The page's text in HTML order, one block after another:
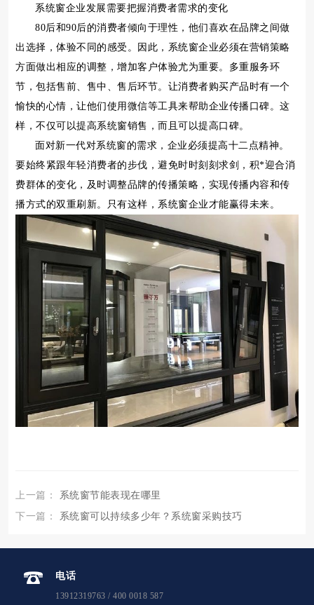
系统窗企业发展需要把握消费者需求的变化
80后和90后的消费者倾向于理性，他们喜欢在品牌之间做
出选择，体验不同的感受。因此，系统窗企业必须在营销策略
方面做出相应的调整，增加客户体验尤为重要。多重服务环
节，包括售前、售中、售后环节。让消费者购买产品时有一个
愉快的心情，让他们使用微信等工具来帮助企业传播口碑。这
样，不仅可以提高系统窗销售，而且可以提高口碑。
面对新一代对系统窗的需求，企业必须提高十二点精神。
要始终紧跟年轻消费者的步伐，避免时时刻刻求剑，积*迎合消
费群体的变化，及时调整品牌的传播策略，实现传播内容和传
播方式的双重刷新。只有这样，系统窗企业才能赢得未来。
上一篇： 系统窗节能表现在哪里
下一篇： 系统窗可以持续多少年？系统窗采购技巧
电话
13912319763 / 400 0018 587